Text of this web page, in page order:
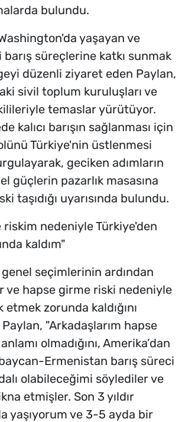
bulundu.
yaşayan ve
barış süreçlerine katkı sunmak
düzenli ziyaret eden Paylan,
sivil toplum kuruluşları ve
temaslar yürütüyor.
kalıcı barışın sağlanması için
Türkiye'nin üstlenmesi
geciken adımların
güçlerin pazarlık masasına
taşıdığı uyarısında bulundu.
riskim nedeniyle Türkiye'den
kaldım"
seçimlerinin ardından
ve hapse girme riski nedeniyle
zorunda kaldığını
"Arkadaşlarım hapse
olmadığını, Amerika’dan
Ermenistan barış süreci
olabileceğimi söylediler ve
etmişler. Son 3 yıldır
yaşıyorum ve 3-5 ayda bir